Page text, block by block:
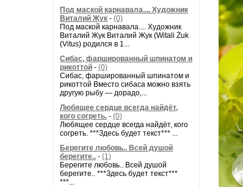
Под маской карнавала.... Художник
Виталий Жук - (0)
Под маской карнавала.... Художник
Виталий Жук Виталий Жук (Witali Żuk
(Vitus) родился в 1...
Сибас, фаршированный шпинатом и
рикоттой - (0)
Сибас, фаршированный шпинатом и
рикоттой Вместо сибаса можно взять
другую рыбу — дорадо,...
Любящее сердце всегда найдёт,
кого согреть. - (0)
Любящее сердце всегда найдёт, кого
согреть. ***Здесь будет текст*** ...
Берегите любовь.. Всей душой
берегите.. - (1)
Берегите любовь.. Всей душой
берегите.. ***Здесь будет текст***
***...